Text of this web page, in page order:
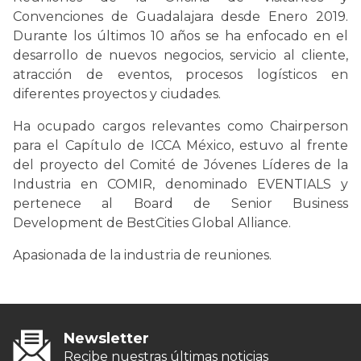
Convenciones de Guadalajara desde Enero 2019.
Durante los últimos 10 años se ha enfocado en el
desarrollo de nuevos negocios, servicio al cliente,
atracción de eventos, procesos logísticos en
diferentes proyectos y ciudades.
Ha ocupado cargos relevantes como Chairperson
para el Capítulo de ICCA México, estuvo al frente
del proyecto del Comité de Jóvenes Líderes de la
Industria en COMIR, denominado EVENTIALS y
pertenece al Board de Senior Business
Development de BestCities Global Alliance.
Apasionada de la industria de reuniones.
Newsletter
Recibe nuestras últimas noticias